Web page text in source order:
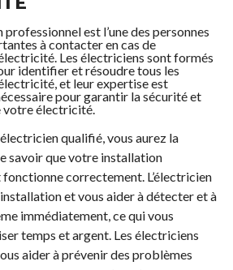
est l’une des personnes
à contacter en cas de
Les électriciens sont formés
identifier et résoudre tous les
et leur expertise est
pour garantir la sécurité et
votre électricité.
qualifié, vous aurez la
savoir que votre installation
correctement. L’électricien
et vous aider à détecter et à
immédiatement, ce qui vous
temps et argent. Les électriciens
aider à prévenir des problèmes